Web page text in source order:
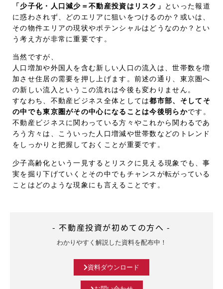
「少子化・人口減少＝不動産投資はリスク」 といった報道
に惑わされず、どのエリアに狙いをつけるのか？或いは、
その物件エリアの現状やポテンシャルはどうなのか？とい
う考え方が非常に重要です。
当然ですが、
人口増加や外国人を含む新しい人口の流入は、世帯数を増
加させ住居の需要を押し上げます。前述の通り、東京圏へ
の新しい流入というこの流れは今後も変わりません。
すなわち、不動産ビジネス全体としては都市部、そしてそ
の中でも東京圏がその中心になることは今後明らかです。
不動産ビジネスに関わっている方々やこれから関わるであ
ろう方々は、こういった人口増減や世帯数などのトレンド
をしっかりと把握しておくことが重要です。
少子高齢化という一見するとリスクに見える現象でも、事
実を掘り下げていくとその中でもチャンスが転がっている
ことはどのような現象にも言えることです。
- 不動産投資が初めての方へ -
わかりやすく解説した資料を配布中！
資料ダウンロード